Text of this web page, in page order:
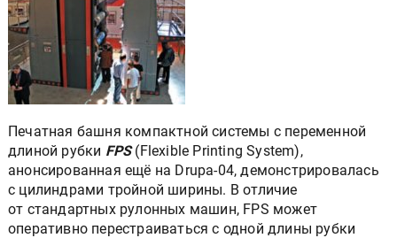
Печатная башня компактной системы c переменной
длиной рубки FPS(Flexible Printing System),
анонсированная ещё на Drupa-04, демонстрировалась
с цилиндрами тройной ширины. В отличие
от стандартных рулонных машин, FPS может
оперативно перестраиваться с одной длины рубки